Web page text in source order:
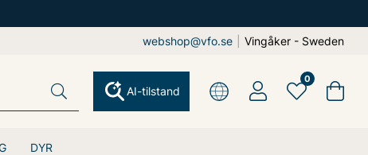
webshop@vfo.se Vingåker - Sweden
DYR
AI-tilstand
0